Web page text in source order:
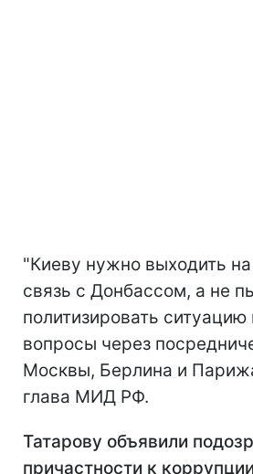
"Киеву нужно выходить
связь с Донбассом, а не
политизировать
вопросы через
Москвы, Берлина и
глава МИД РФ.
Татарову объявили
причастности к коррупции